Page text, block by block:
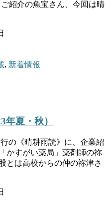
紹介の魚宝さん、今回は晴
, 新着情報
年夏・秋）
の《晴耕雨読》に、企業紹
かすがい薬局」薬剤師の祢
とは高校からの仲の祢津さ